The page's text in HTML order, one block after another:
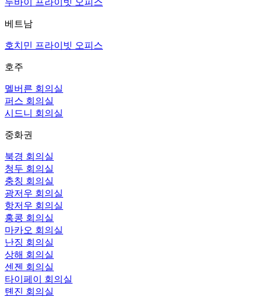
베트남
호치민 프라이빗 오피스
호주
멜버른 회의실
퍼스 회의실
시드니 회의실
중화권
북경 회의실
청두 회의실
충칭 회의실
광저우 회의실
항저우 회의실
홍콩 회의실
마카오 회의실
난징 회의실
상해 회의실
센젠 회의실
타이페이 회의실
톈진 회의실